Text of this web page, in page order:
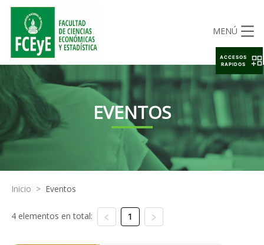
MENÚ
EVENTOS
Inicio > Eventos
4 elementos en total: 1
ACCESOS
RAPIDOS